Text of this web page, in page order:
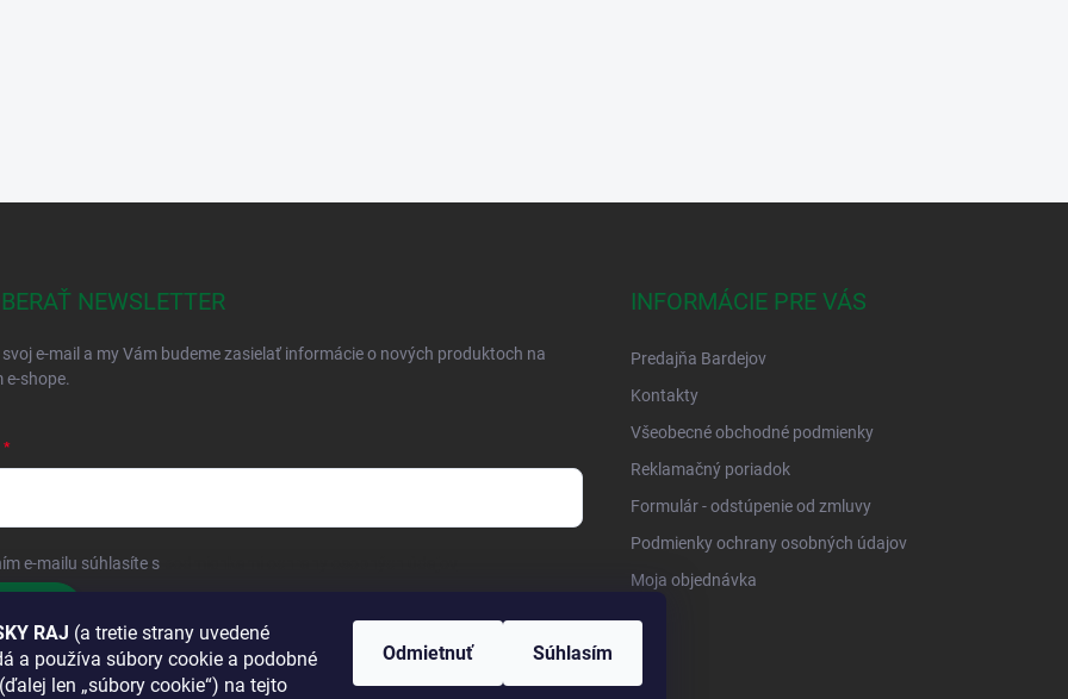
RAJ (a tretie strany uvedené
a používa súbory cookie a podobné
len „súbory cookie“) na tejto
Odmietnuť Súhlasím
NEWSLETTER
e-mail a my Vám budeme zasielať informácie o nových produktoch na
e-shope.
e-mailu súhlasíte s
INFORMÁCIE PRE VÁS
Predajňa Bardejov
Kontakty
Všeobecné obchodné podmienky
Reklamačný poriadok
Formulár - odstúpenie od zmluvy
Podmienky ochrany osobných údajov
Moja objednávka
SA K NÁM